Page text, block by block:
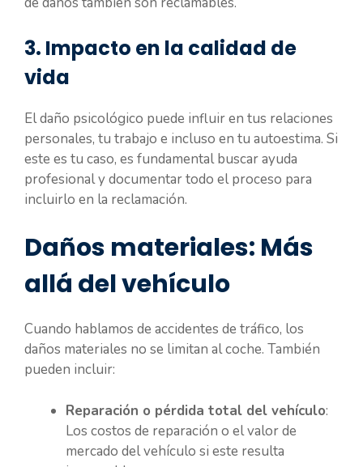
3. Impacto en la calidad de
vida
El daño psicológico puede influir en tus relaciones
personales, tu trabajo e incluso en tu autoestima. Si
este es tu caso, es fundamental buscar ayuda
profesional y documentar todo el proceso para
incluirlo en la reclamación.
Daños materiales: Más
allá del vehículo
Cuando hablamos de accidentes de tráfico, los
daños materiales no se limitan al coche. También
pueden incluir:
Reparación o pérdida total del vehículo:
Los costos de reparación o el valor de
mercado del vehículo si este resulta